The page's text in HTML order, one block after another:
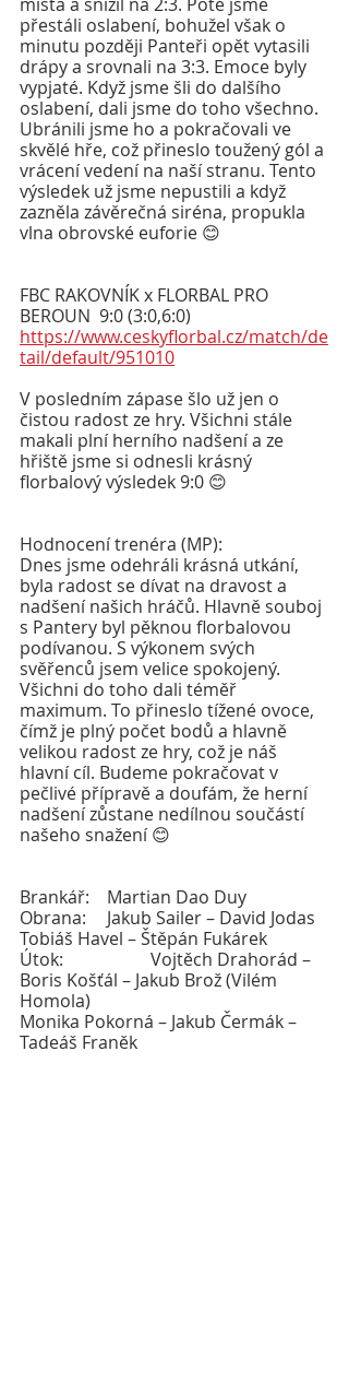
přestáli oslabení, bohužel však o
minutu později Panteři opět vytasili
drápy a srovnali na 3:3. Emoce byly
vypjaté. Když jsme šli do dalšího
oslabení, dali jsme do toho všechno.
Ubránili jsme ho a pokračovali ve
skvělé hře, což přineslo toužený gól a
vrácení vedení na naší stranu. Tento
výsledek už jsme nepustili a když
zazněla závěrečná siréna, propukla
vlna obrovské euforie 😊
FBC RAKOVNÍK x FLORBAL PRO
BEROUN  9:0 (3:0,6:0)
https://www.ceskyflorbal.cz/match/de
tail/default/951010
V posledním zápase šlo už jen o
čistou radost ze hry. Všichni stále
makali plní herního nadšení a ze
hřiště jsme si odnesli krásný
florbalový výsledek 9:0 😊
Hodnocení trenéra (MP):
Dnes jsme odehráli krásná utkání,
byla radost se dívat na dravost a
nadšení našich hráčů. Hlavně souboj
s Pantery byl pěknou florbalovou
podívanou. S výkonem svých
svěřenců jsem velice spokojený.
Všichni do toho dali téměř
maximum. To přineslo tížené ovoce,
čímž je plný počet bodů a hlavně
velikou radost ze hry, což je náš
hlavní cíl. Budeme pokračovat v
pečlivé přípravě a doufám, že herní
nadšení zůstane nedílnou součástí
našeho snažení 😊
Brankář: 	Martian Dao Duy
Obrana: 	Jakub Sailer – David Jodas
Tobiáš Havel – Štěpán Fukárek
Útok:		Vojtěch Drahorád –
Boris Košťál – Jakub Brož (Vilém
Homola)
Monika Pokorná – Jakub Čermák –
Tadeáš Franěk